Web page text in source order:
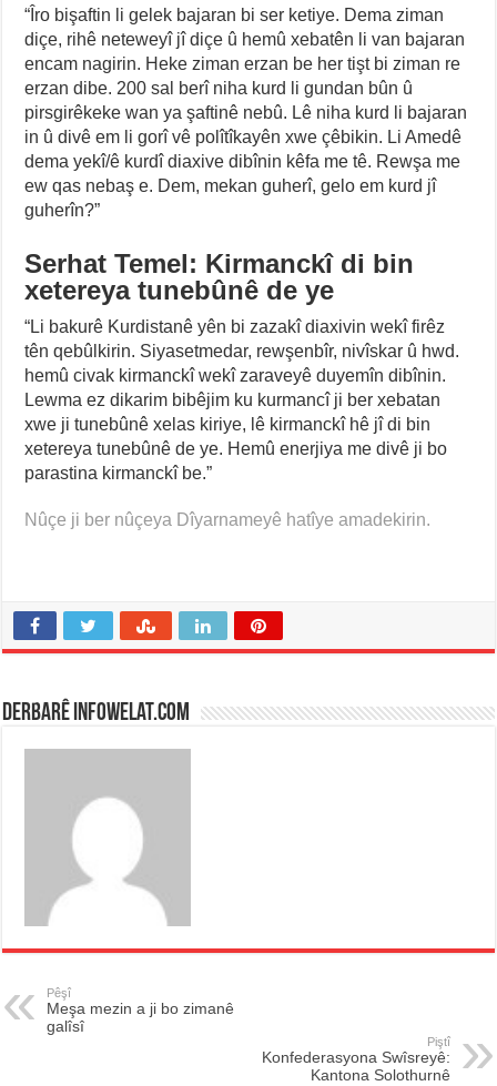
“Îro bişaftin li gelek bajaran bi ser ketiye. Dema ziman
diçe, rihê neteweyî jî diçe û hemû xebatên li van bajaran
encam nagirin. Heke ziman erzan be her tişt bi ziman re
erzan dibe. 200 sal berî niha kurd li gundan bûn û
pirsgirêkeke wan ya şaftinê nebû. Lê niha kurd li bajaran
in û divê em li gorî vê polîtîkayên xwe çêbikin. Li Amedê
dema yekî/ê kurdî diaxive dibînin kêfa me tê. Rewşa me
ew qas nebaş e. Dem, mekan guherî, gelo em kurd jî
guherîn?”
Serhat Temel: Kirmanckî di bin
xetereya tunebûnê de ye
“Li bakurê Kurdistanê yên bi zazakî diaxivin wekî firêz
tên qebûlkirin. Siyasetmedar, rewşenbîr, nivîskar û hwd.
hemû civak kirmanckî wekî zaraveyê duyemîn dibînin.
Lewma ez dikarim bibêjim ku kurmancî ji ber xebatan
xwe ji tunebûnê xelas kiriye, lê kirmanckî hê jî di bin
xetereya tunebûnê de ye. Hemû enerjiya me divê ji bo
parastina kirmanckî be.”
Nûçe ji ber nûçeya Dîyarnameyê hatîye amadekirin.
Derbarê infowelat.com
Pêşî
Meşa mezin a ji bo zimanê
galîsî
Piştî
Konfederasyona Swîsreyê:
Kantona Solothurnê